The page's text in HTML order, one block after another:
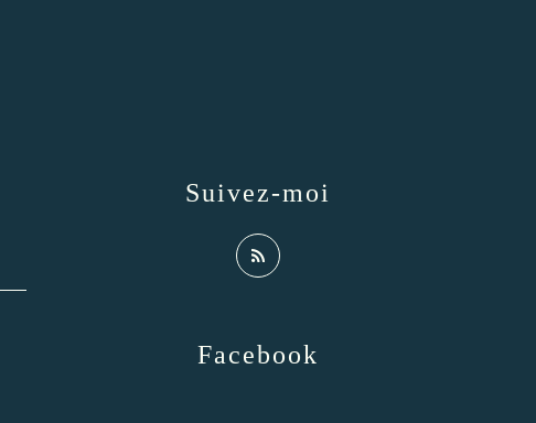
Suivez-moi
Facebook